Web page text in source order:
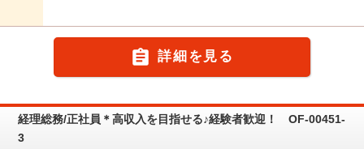
 詳細を見る
経理総務/正社員＊高収入を目指せる♪経験者歓迎！ OF-00451-
3